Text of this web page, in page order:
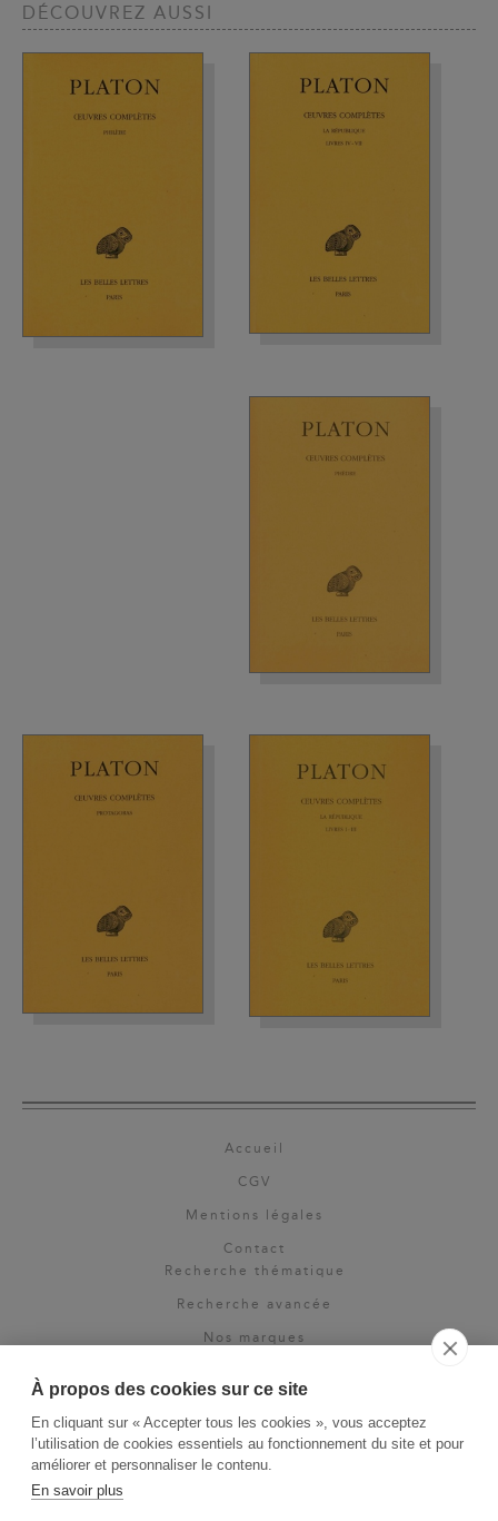
À propos des cookies sur ce site
En cliquant sur « Accepter tous les cookies », vous acceptez
l’utilisation de cookies essentiels au fonctionnement du site et pour
améliorer et personnaliser le contenu.
En savoir plus
DÉCOUVREZ AUSSI
Accueil
CGV
Mentions légales
Contact
Recherche thématique
Recherche avancée
Nos marques
Espace pro
Newsletter
La Vie des Classiques